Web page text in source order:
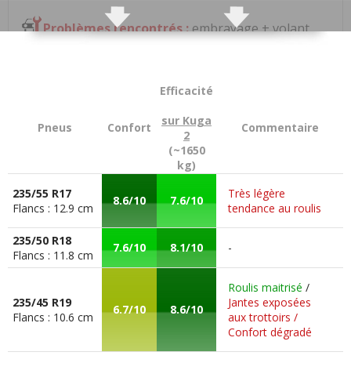
Problèmes rencontrés :embrayage + volant
avis >>
Pneus Confort
Efficacité
sur Kuga
2
(~1650
kg)
Commentaire
235/55 R17
Flancs : 12.9 cm
8.6/10 7.6/10
Très légère
tendance au roulis
235/50 R18
Flancs : 11.8 cm
7.6/10 8.1/10 -
235/45 R19
Flancs : 10.6 cm
6.7/10 8.6/10
Roulis maitrisé /
Jantes exposées
aux trottoirs /
Confort dégradé